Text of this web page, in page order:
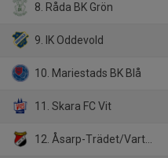
8. Råda BK Grön
9. IK Oddevold
10. Mariestads BK Blå
11. Skara FC Vit
12. Åsarp-Trädet/Vartofta